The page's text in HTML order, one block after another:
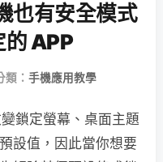
也有安全模式
APP
類： 手機應用教學
鎖定螢幕、桌面主題
設值，因此當你想要